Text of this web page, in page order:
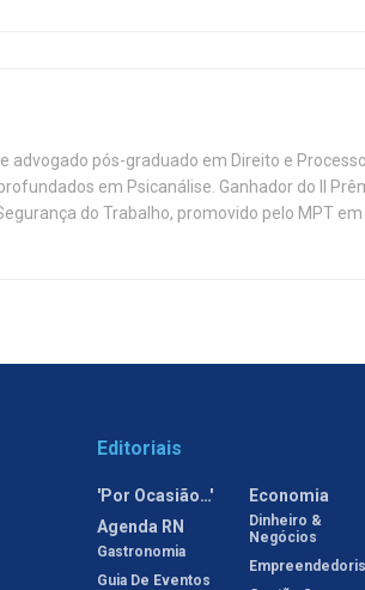
advogado pós-graduado em Direito e
em Psicanálise. Ganhador do II
do Trabalho, promovido pelo MPT em
Editoriais
'Por Ocasião…'
Agenda RN
Gastronomia
Guia De Eventos
Economia
Dinheiro &
Negócios